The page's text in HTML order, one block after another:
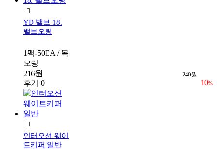
YD 밸브 18.
밸브오링
1팩-50EA / 목
오링
216원 240원
10%
후기 0
인터오션 웨이
트키퍼 일반